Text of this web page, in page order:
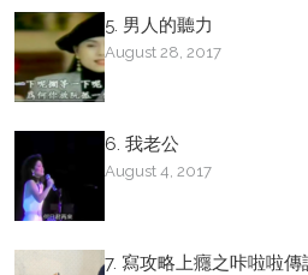
5. 男人的聽力
August 28, 2017
6. 我老公
August 4, 2017
7. 寫攻略上癮之咔啦啦